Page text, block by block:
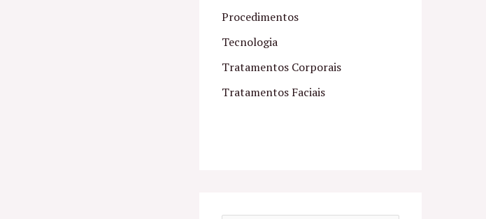
Procedimentos
Tecnologia
Tratamentos Corporais
Tratamentos Faciais